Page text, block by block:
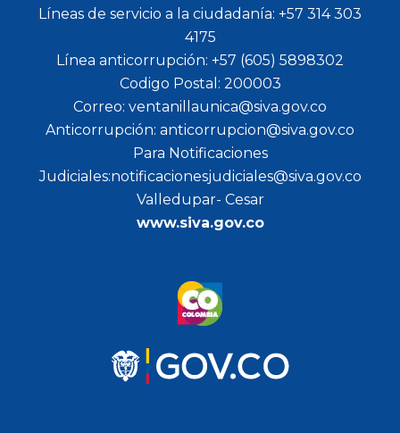
Líneas de servicio a la ciudadanía: +57 314 303
4175
Línea anticorrupción: +57 (605) 5898302
Codigo Postal: 200003
Correo: ventanillaunica@siva.gov.co
Anticorrupción: anticorrupcion@siva.gov.co
Para Notificaciones
Judiciales:notificacionesjudiciales@siva.gov.co
Valledupar- Cesar
www.siva.gov.co